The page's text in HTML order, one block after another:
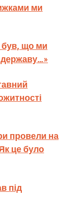
ми
був, що ми
провели на
це було
під